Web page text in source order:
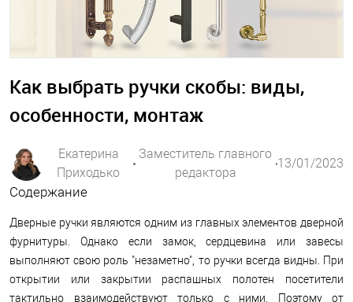
Как выбрать ручки скобы: виды,
особенности, монтаж
Екатерина
Приходько
Заместитель главного
редактора
13/01/2023
Содержание
Дверные ручки являются одним из главных элементов дверной
фурнитуры. Однако если замок, сердцевина или завесы
выполняют свою роль "незаметно", то ручки всегда видны. При
открытии или закрытии распашных полотен посетители
тактильно взаимодействуют только с ними. Поэтому от